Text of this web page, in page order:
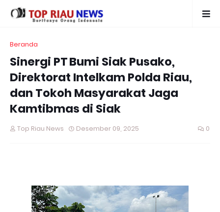
Beranda
Sinergi PT Bumi Siak Pusako,
Direktorat Intelkam Polda Riau,
dan Tokoh Masyarakat Jaga
Kamtibmas di Siak
Top Riau News Desember 09, 2025 0